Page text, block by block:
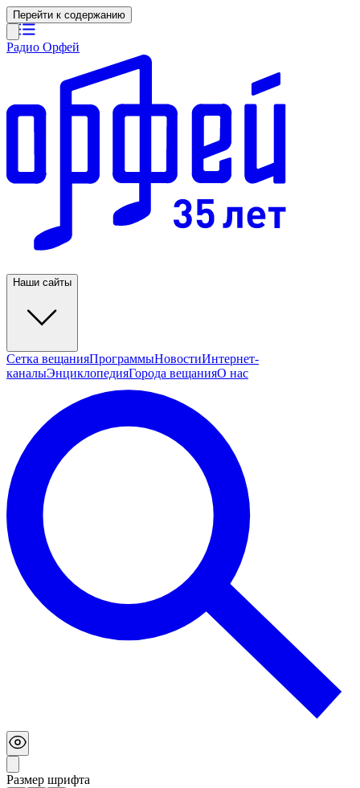
Перейти к содержанию
Радио Орфей
Наши сайты
Сетка вещанияПрограммыНовостиИнтернет-
каналыЭнциклопедияГорода вещанияО нас
Размер шрифта